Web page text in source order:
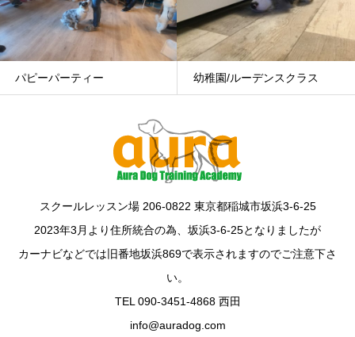
パピーパーティー 幼稚園/ルーデンスクラス
スクールレッスン場 206-0822 東京都稲城市坂浜3-6-25
2023年3月より住所統合の為、坂浜3-6-25となりましたが
カーナビなどでは旧番地坂浜869で表示されますのでご注意下さ
い。
TEL 090-3451-4868 西田
info@auradog.com